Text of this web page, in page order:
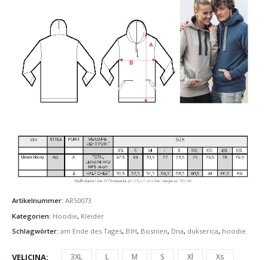
Artikelnummer: AR50073
Kategorien: Hoodie, Kleider
Schlagwörter: am Ende des Tages, BIH, Bosnien, Dna, dukserica, hoodie
VELICINA 3XL L M S Xl Xs